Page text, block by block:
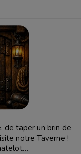
de taper un brin de
notre Taverne !